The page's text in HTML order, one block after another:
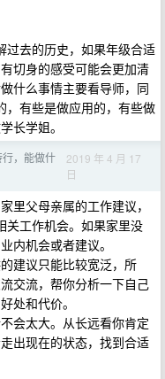
过去的历史，如果年级合适
切身的感受可能会更加清
什么事情主要看导师，同
，有些是做应用的，有些做
长学姐。
，能做什
2019 年 4 月 17
日
里父母亲属的工作建议，
关工作机会。如果家里没
内机会或者建议。
建议只能比较宽泛，所
交流，帮你分析一下自己
处和代价。
会太大。从长远看你肯定
出现在的状态，找到合适